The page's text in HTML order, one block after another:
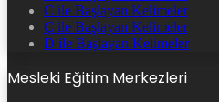
C ile Başlayan Kelimeler
Ç ile Başlayan Kelimeler
D ile Başlayan Kelimeler
Mesleki Eğitim Merkezleri